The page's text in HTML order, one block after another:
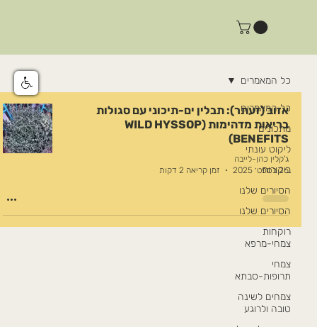
כל המאמרים
מתכונים
ליקוט עונתי
ביקורות
הסיורים שלנו
הסיורים שלנו
רוקחות
צמחי-מרפא
צמחי
תרופות-סבתא
צמחים לשינה
טובה ולרוגע
כל המאמרים
אזוב (זעתר): תבלין ים-תיכוני עם סגולות
בריאות מדהימות (WILD HYSSOP
BENEFITS)
ג'קלין כהן-לייבה
26 בספט׳ 2025
זמן קריאה 2 דקות